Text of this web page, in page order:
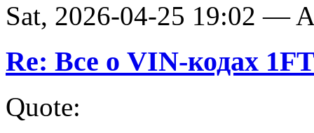
Sat, 2026-04-25 19:02 —
Re: Все о VIN-кодах
Quote: